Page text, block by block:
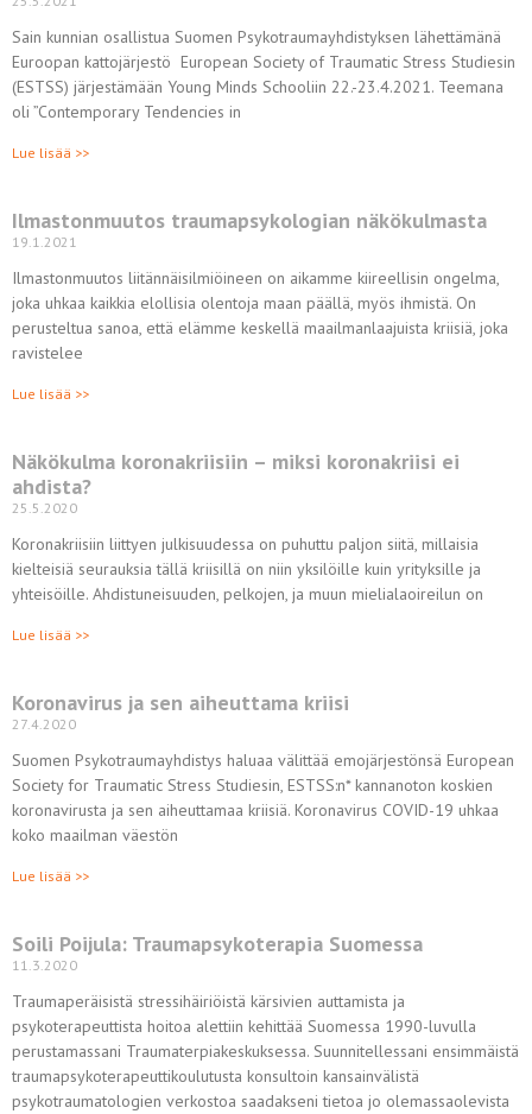
Sain kunnian osallistua Suomen Psykotraumayhdistyksen lähettämänä
Euroopan kattojärjestö European Society of Traumatic Stress Studiesin
(ESTSS) järjestämään Young Minds Schooliin 22.-23.4.2021. Teemana
oli ”Contemporary Tendencies in
Lue lisää >>
Ilmastonmuutos traumapsykologian näkökulmasta
19.1.2021
Ilmastonmuutos liitännäisilmiöineen on aikamme kiireellisin ongelma,
joka uhkaa kaikkia elollisia olentoja maan päällä, myös ihmistä. On
perusteltua sanoa, että elämme keskellä maailmanlaajuista kriisiä, joka
ravistelee
Lue lisää >>
Näkökulma koronakriisiin – miksi koronakriisi ei
ahdista?
25.5.2020
Koronakriisiin liittyen julkisuudessa on puhuttu paljon siitä, millaisia
kielteisiä seurauksia tällä kriisillä on niin yksilöille kuin yrityksille ja
yhteisöille. Ahdistuneisuuden, pelkojen, ja muun mielialaoireilun on
Lue lisää >>
Koronavirus ja sen aiheuttama kriisi
27.4.2020
Suomen Psykotraumayhdistys haluaa välittää emojärjestönsä European
Society for Traumatic Stress Studiesin, ESTSS:n* kannanoton koskien
koronavirusta ja sen aiheuttamaa kriisiä. Koronavirus COVID-19 uhkaa
koko maailman väestön
Lue lisää >>
Soili Poijula: Traumapsykoterapia Suomessa
11.3.2020
Traumaperäisistä stressihäiriöistä kärsivien auttamista ja
psykoterapeuttista hoitoa alettiin kehittää Suomessa 1990-luvulla
perustamassani Traumaterpiakeskuksessa. Suunnitellessani ensimmäistä
traumapsykoterapeuttikoulutusta konsultoin kansainvälistä
psykotraumatologien verkostoa saadakseni tietoa jo olemassaolevista